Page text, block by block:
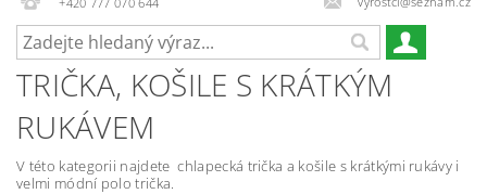
TRIČKA, KOŠILE S KRÁTKÝM
RUKÁVEM
V této kategorii najdete chlapecká trička a košile s krátkými rukávy i
velmi módní polo trička.